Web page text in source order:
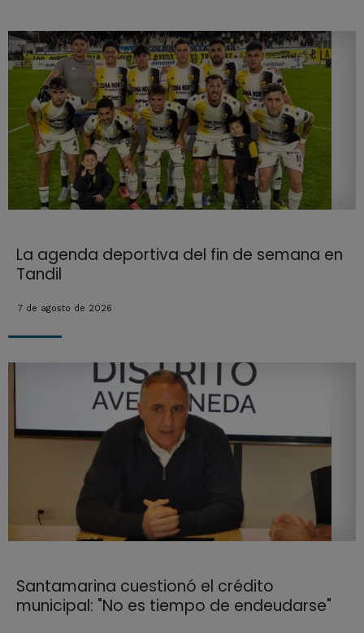
La agenda deportiva del fin de semana en
Tandil
7 de agosto de 2026
Santamarina cuestionó el crédito
municipal: "No es tiempo de endeudarse"